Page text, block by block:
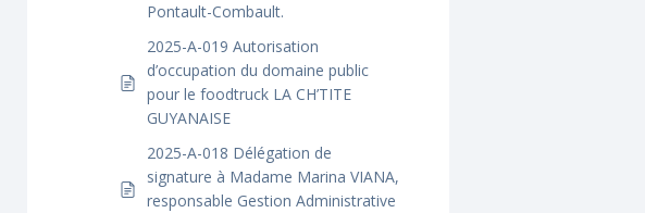
Pontault-Combault.
2025-A-019 Autorisation
d’occupation du domaine public
pour le foodtruck LA CH’TITE
GUYANAISE
2025-A-018 Délégation de
signature à Madame Marina VIANA,
responsable Gestion Administrative